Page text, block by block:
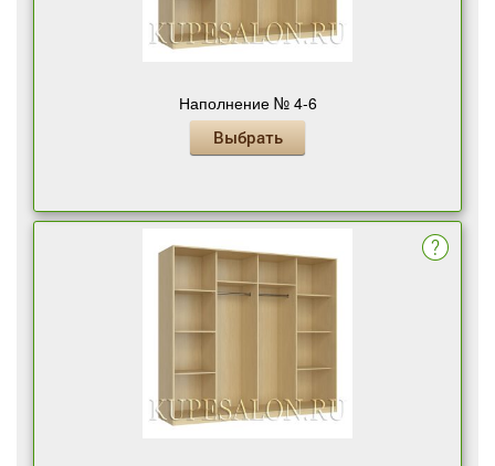
Наполнение № 4-6
Выбрать